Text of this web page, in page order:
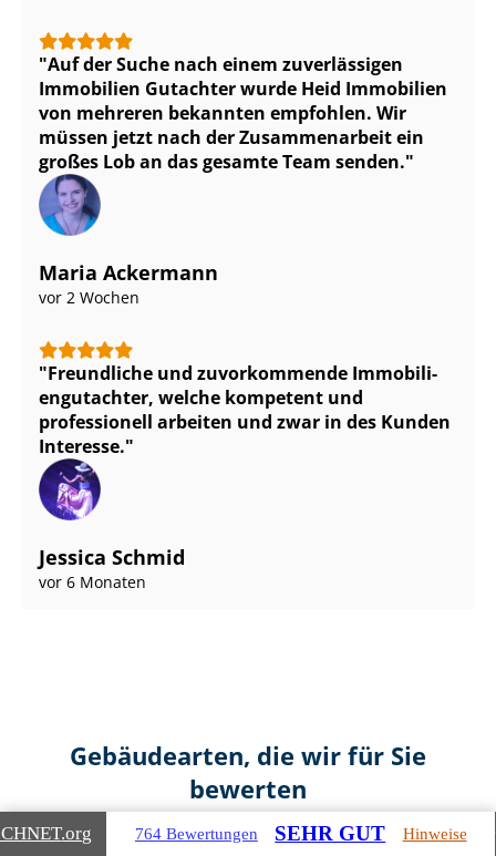
Auf der Suche nach einem zuverlässigen
Immobilien Gutachter wurde Heid Immobilien
von mehreren bekannten empfohlen. Wir
müssen jetzt nach der Zusammenarbeit ein
großes Lob an das gesamte Team senden.
Maria Ackermann
vor 2 Wochen
Freundliche und zuvorkommende Im­mo­bi­li­
en­gut­ach­ter, welche kompetent und
professionell arbeiten und zwar in des Kunden
Interesse.
Jessica Schmid
vor 6 Monaten
Gebäudearten, die wir für Sie
bewerten
.org 764 Bewertungen SEHR GUT Hinweise